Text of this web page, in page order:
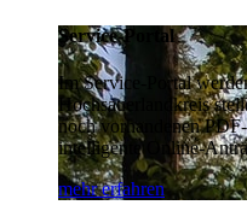
Service-Portal
Im Service-Portal
Hochsauerlandkreis
noch vorhandenen
intelligente Online-
mehr erfahren